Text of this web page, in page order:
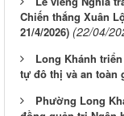
Chiến thắng Xuân
21/4/2026) (22/04/
Long Khánh
tự đô thị và an toàn
Phường Long